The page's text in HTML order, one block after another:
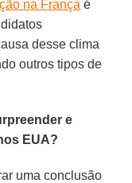
na França é
desse clima
outros tipos de
e
EUA?
uma conclusão